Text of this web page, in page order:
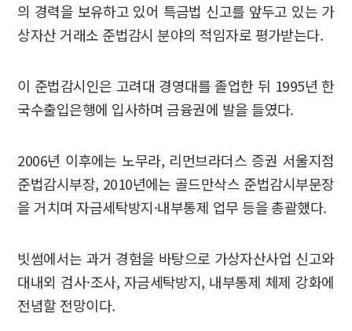
의 경력을 보유하고 있어 특금법 신고를 앞두고 있는 가
상자산 거래소 준법감시 분야의 적임자로 평가받는다.
이 준법감시인은 고려대 경영대를 졸업한 뒤 1995년 한
국수출입은행에 입사하며 금융권에 발을 들였다.
2006년 이후에는 노무라, 리먼브라더스 증권 서울지점
준법감시부장, 2010년에는 골드만삭스 준법감시부문장
을 거치며 자금세탁방지·내부통제 업무 등을 총괄했다.
빗썸에서는 과거 경험을 바탕으로 가상자산사업 신고와
대내외 검사·조사, 자금세탁방지, 내부통제 체제 강화에
전념할 전망이다.